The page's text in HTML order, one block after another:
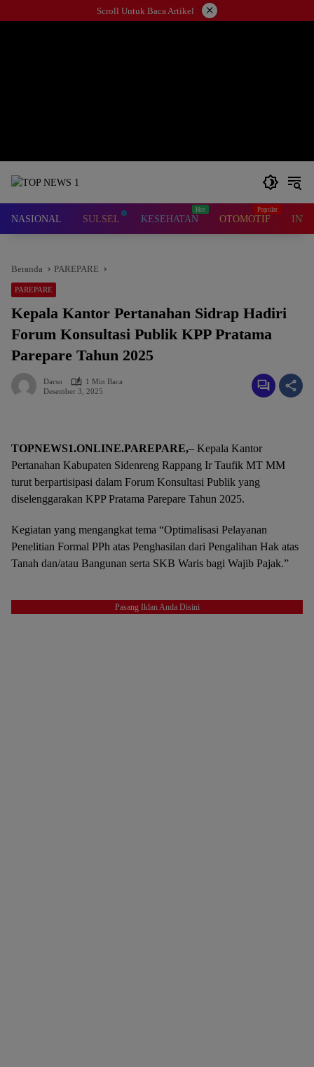
ke
Scroll Untuk Baca Artikel ×
NASIONAL SULSEL KESEHATAN OTOMOTIF
Beranda PAREPARE
PAREPARE
Kepala Kantor Pertanahan Sidrap Hadiri
Forum Konsultasi Publik KPP Pratama
Parepare Tahun 2025
Darso
1 Min Baca
Desember 3, 2025
TOPNEWS1.ONLINE.PAREPARE,– Kepala Kantor
Pertanahan Kabupaten Sidenreng Rappang Ir Taufik MT MM
turut berpartisipasi dalam Forum Konsultasi Publik yang
diselenggarakan KPP Pratama Parepare Tahun 2025.
Kegiatan yang mengangkat tema “Optimalisasi Pelayanan
Penelitian Formal PPh atas Penghasilan dari Pengalihan Hak atas
Tanah dan/atau Bangunan serta SKB Waris bagi Wajib Pajak.”
Pasang Iklan Anda Disini